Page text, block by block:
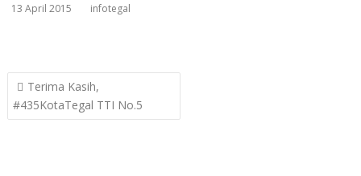
13 April 2015 infotegal
Post
navigation
Terima Kasih,
#435KotaTegal TTI No.5